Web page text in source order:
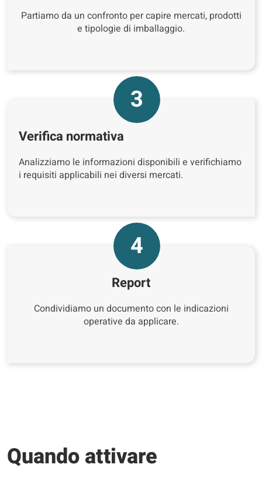
Partiamo da un confronto per capire mercati, prodotti
e tipologie di imballaggio.
3
Verifica normativa
Analizziamo le informazioni disponibili e verifichiamo
i requisiti applicabili nei diversi mercati.
4
Report
Condividiamo un documento con le indicazioni
operative da applicare.
Quando attivare